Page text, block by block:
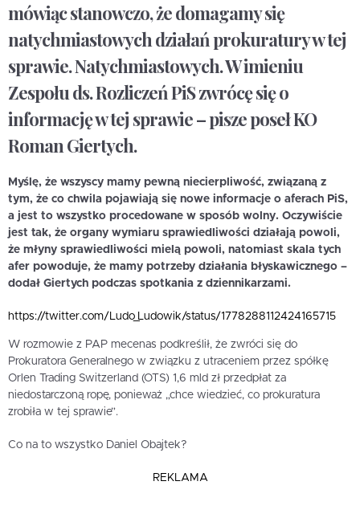
mówiąc stanowczo, że domagamy się
natychmiastowych działań prokuratury w tej
sprawie. Natychmiastowych. W imieniu
Zespołu ds. Rozliczeń PiS zwrócę się o
informację w tej sprawie – pisze poseł KO
Roman Giertych.
Myślę, że wszyscy mamy pewną niecierpliwość, związaną z
tym, że co chwila pojawiają się nowe informacje o aferach PiS,
a jest to wszystko procedowane w sposób wolny. Oczywiście
jest tak, że organy wymiaru sprawiedliwości działają powoli,
że młyny sprawiedliwości mielą powoli, natomiast skala tych
afer powoduje, że mamy potrzeby działania błyskawicznego –
dodał Giertych podczas spotkania z dziennikarzami.
https://twitter.com/Ludo_Ludowik/status/1778288112424165715
W rozmowie z PAP mecenas podkreślił, że zwróci się do
Prokuratora Generalnego w związku z utraceniem przez spółkę
Orlen Trading Switzerland (OTS) 1,6 mld zł przedpłat za
niedostarczoną ropę, ponieważ „chce wiedzieć, co prokuratura
zrobiła w tej sprawie”.
Co na to wszystko Daniel Obajtek?
REKLAMA